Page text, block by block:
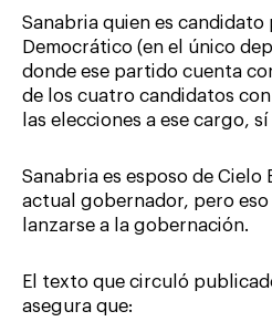
Sanabria quien es
Democrático (en el único
donde ese partido cuenta
de los cuatro candidatos
las elecciones a ese cargo,
Sanabria es esposo de Cielo
actual gobernador, pero
lanzarse a la gobernación.
El texto que circuló
asegura que: